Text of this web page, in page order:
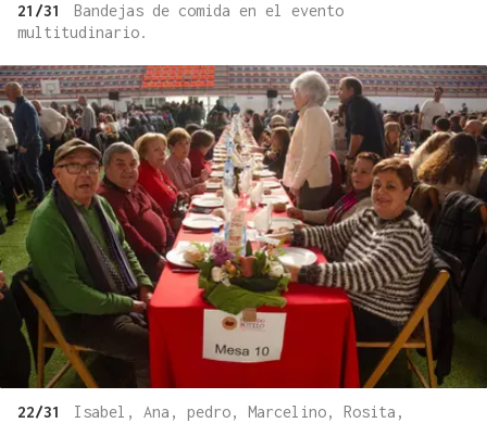
21/31
Bandejas de comida en el evento
multitudinario.
22/31
Isabel, Ana, pedro, Marcelino, Rosita,